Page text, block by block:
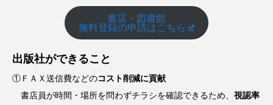
書店・図書館
無料登録の申請はこちら
出版社ができること
①ＦＡＸ送信費などのコスト削減に貢献
書店員が時間・場所を問わずチラシを確認できるため、 視認率